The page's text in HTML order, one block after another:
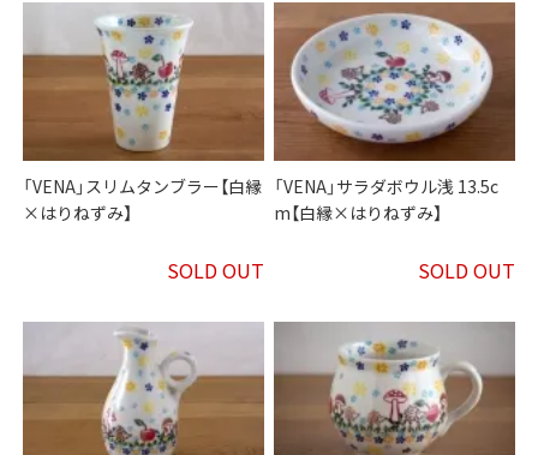
「VENA」スリムタンブラー【白縁
×はりねずみ】
SOLD OUT
「VENA」サラダボウル浅 13.5c
m【白縁×はりねずみ】
SOLD OUT